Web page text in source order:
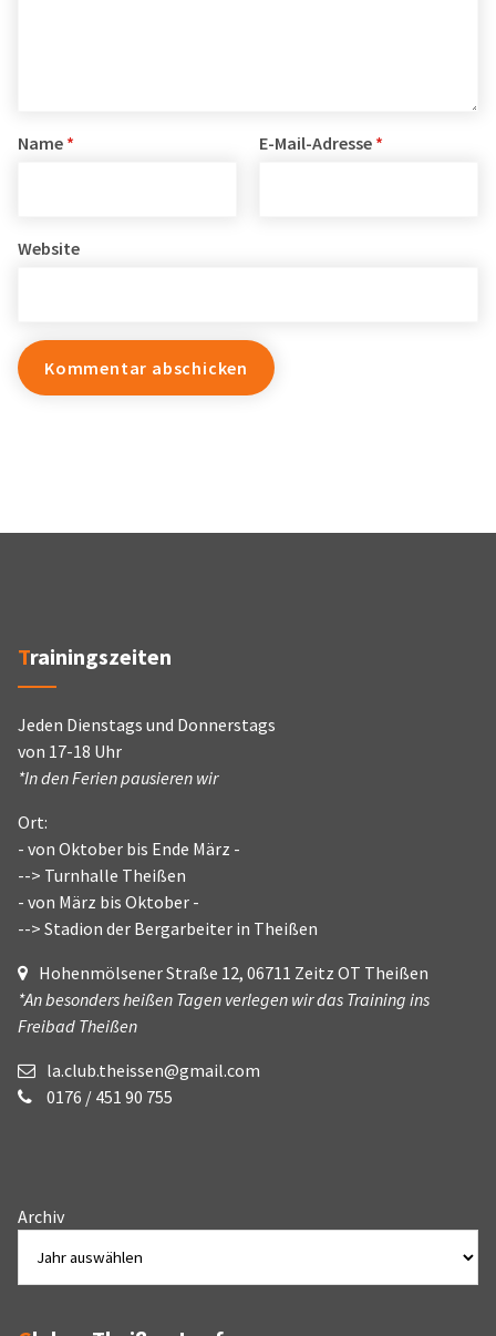
Name * E-Mail-Adresse *
Website
Trainingszeiten
Jeden Dienstags und Donnerstags
von 17-18 Uhr
*In den Ferien pausieren wir
Ort:
- von Oktober bis Ende März -
--> Turnhalle Theißen
- von März bis Oktober -
--> Stadion der Bergarbeiter in Theißen
Hohenmölsener Straße 12, 06711 Zeitz OT Theißen
*An besonders heißen Tagen verlegen wir das Training ins
Freibad Theißen
la.club.theissen@gmail.com
0176 / 451 90 755
Archiv